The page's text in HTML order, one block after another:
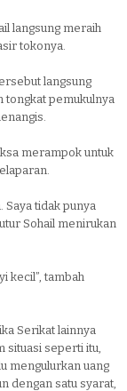
langsung meraih
tokonya.
langsung
tongkat pemukulnya
merampok untuk
Saya tidak punya
Sohail menirukan
kecil”, tambah
Serikat lainnya
situasi seperti itu,
mengulurkan uang
dengan satu syarat,